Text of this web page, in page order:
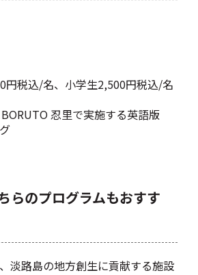
円税込/名、小学生2,500円税込/名
忍里で実施する英語版
らのプログラムもおすす
淡路島の地方創生に貢献する施設